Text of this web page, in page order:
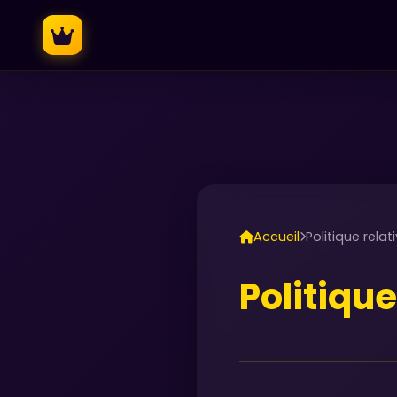
Accueil Politique